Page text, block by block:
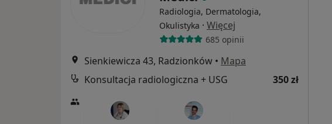
Radiologia, Dermatologia,
Okulistyka · Więcej
685 opinii
Sienkiewicza 43, Radzionków • Mapa
Konsultacja radiologiczna + USG
350 zł